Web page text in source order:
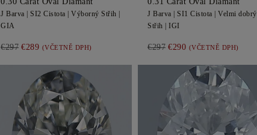
J Barva | SI2 Cistota | Výborný Střih |
GIA
€297 €289 (VČETNĚ DPH)
J Barva | SI1 Cistota | Velmi dobrý
Střih | IGI
€297 €290 (VČETNĚ DPH)